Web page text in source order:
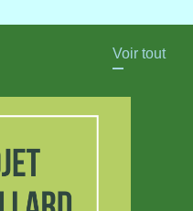
Voir tout